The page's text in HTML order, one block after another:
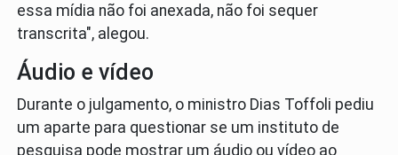
essa mídia não foi anexada, não foi sequer
transcrita", alegou.
Áudio e vídeo
Durante o julgamento, o ministro Dias Toffoli pediu
um aparte para questionar se um instituto de
pesquisa pode mostrar um áudio ou vídeo ao